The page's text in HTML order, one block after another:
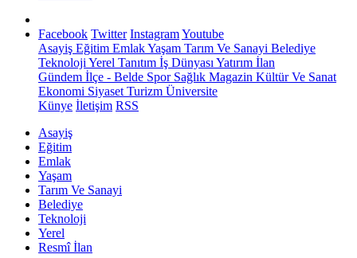
Facebook Twitter InstagramYoutube
Asayiş Eğitim EmlakYaşam Tarım Ve Sanayi Belediye
Teknoloji Yerel Tanıtım İş Dünyası Yatırım İlan
Gündem İlçe - Belde SporSağlık Magazin Kültür Ve Sanat
Ekonomi Siyaset Turizm Üniversite
Künye İletişim RSS
Asayiş
Eğitim
Emlak
Yaşam
Tarım Ve Sanayi
Belediye
Teknoloji
Yerel
Resmî İlan